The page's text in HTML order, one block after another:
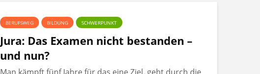
BERUFSWEG BILDUNG SCHWERPUNKT
Jura: Das Examen nicht bestanden –
und nun?